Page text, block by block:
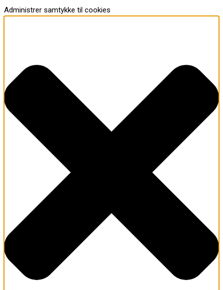
Administrer samtykke til cookies